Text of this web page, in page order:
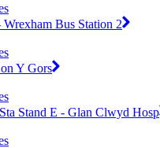
Bus Station 2
Y Gors
Stand E - Glan Clwyd Hosp